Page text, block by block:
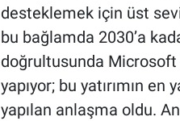
desteklemek için üst
bu bağlamda 2030’a
doğrultusunda Microsoft
yapıyor; bu yatırımın
yapılan anlaşma oldu.